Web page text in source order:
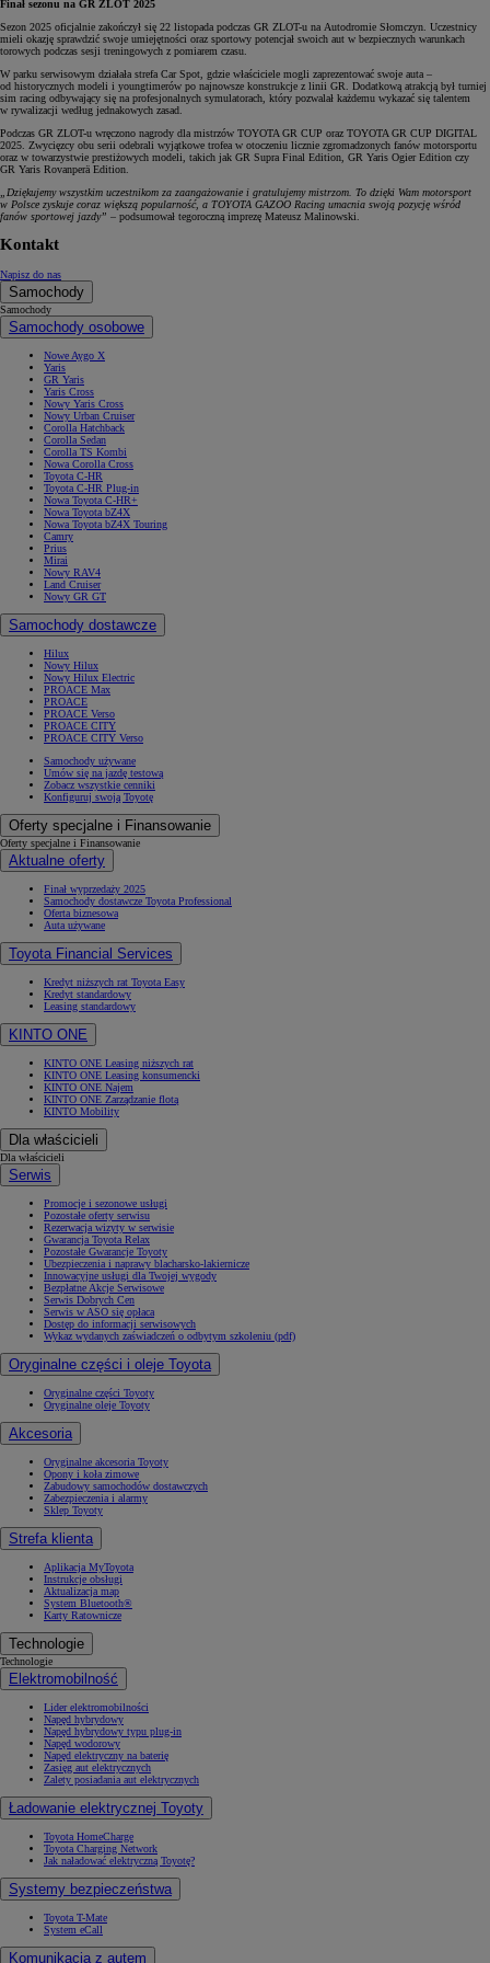
Finał sezonu na GR ZLOT 2025
Sezon 2025 oficjalnie zakończył się 22 listopada podczas GR ZLOT-u na Autodromie Słomczyn. Uczestnicy
mieli okazję sprawdzić swoje umiejętności oraz sportowy potencjał swoich aut w bezpiecznych warunkach
torowych podczas sesji treningowych z pomiarem czasu.
W parku serwisowym działała strefa Car Spot, gdzie właściciele mogli zaprezentować swoje auta –
od historycznych modeli i youngtimerów po najnowsze konstrukcje z linii GR. Dodatkową atrakcją był turniej
sim racing odbywający się na profesjonalnych symulatorach, który pozwalał każdemu wykazać się talentem
w rywalizacji według jednakowych zasad.
Podczas GR ZLOT-u wręczono nagrody dla mistrzów TOYOTA GR CUP oraz TOYOTA GR CUP DIGITAL
2025. Zwycięzcy obu serii odebrali wyjątkowe trofea w otoczeniu licznie zgromadzonych fanów motorsportu
oraz w towarzystwie prestiżowych modeli, takich jak GR Supra Final Edition, GR Yaris Ogier Edition czy
GR Yaris Rovanperä Edition.
„Dziękujemy wszystkim uczestnikom za zaangażowanie i gratulujemy mistrzom. To dzięki Wam motorsport
w Polsce zyskuje coraz większą popularność, a TOYOTA GAZOO Racing umacnia swoją pozycję wśród
fanów sportowej jazdy” – podsumował tegoroczną imprezę Mateusz Malinowski.
Kontakt
Napisz do nas
Samochody
Samochody
Samochody osobowe
Nowe Aygo X
Yaris
GR Yaris
Yaris Cross
Nowy Yaris Cross
Nowy Urban Cruiser
Corolla Hatchback
Corolla Sedan
Corolla TS Kombi
Nowa Corolla Cross
Toyota C-HR
Toyota C-HR Plug-in
Nowa Toyota C-HR+
Nowa Toyota bZ4X
Nowa Toyota bZ4X Touring
Camry
Prius
Mirai
Nowy RAV4
Land Cruiser
Nowy GR GT
Samochody dostawcze
Hilux
Nowy Hilux
Nowy Hilux Electric
PROACE Max
PROACE
PROACE Verso
PROACE CITY
PROACE CITY Verso
Samochody używane
Umów się na jazdę testową
Zobacz wszystkie cenniki
Konfiguruj swoją Toyotę
Oferty specjalne i Finansowanie
Oferty specjalne i Finansowanie
Aktualne oferty
Finał wyprzedaży 2025
Samochody dostawcze Toyota Professional
Oferta biznesowa
Auta używane
Toyota Financial Services
Kredyt niższych rat Toyota Easy
Kredyt standardowy
Leasing standardowy
KINTO ONE
KINTO ONE Leasing niższych rat
KINTO ONE Leasing konsumencki
KINTO ONE Najem
KINTO ONE Zarządzanie flotą
KINTO Mobility
Dla właścicieli
Dla właścicieli
Serwis
Promocje i sezonowe usługi
Pozostałe oferty serwisu
Rezerwacja wizyty w serwisie
Gwarancja Toyota Relax
Pozostałe Gwarancje Toyoty
Ubezpieczenia i naprawy blacharsko-lakiernicze
Innowacyjne usługi dla Twojej wygody
Bezpłatne Akcje Serwisowe
Serwis Dobrych Cen
Serwis w ASO się opłaca
Dostęp do informacji serwisowych
Wykaz wydanych zaświadczeń o odbytym szkoleniu (pdf)
Oryginalne części i oleje Toyota
Oryginalne części Toyoty
Oryginalne oleje Toyoty
Akcesoria
Oryginalne akcesoria Toyoty
Opony i koła zimowe
Zabudowy samochodów dostawczych
Zabezpieczenia i alarmy
Sklep Toyoty
Strefa klienta
Aplikacja MyToyota
Instrukcje obsługi
Aktualizacja map
System Bluetooth®
Karty Ratownicze
Technologie
Technologie
Elektromobilność
Lider elektromobilności
Napęd hybrydowy
Napęd hybrydowy typu plug-in
Napęd wodorowy
Napęd elektryczny na baterię
Zasięg aut elektrycznych
Zalety posiadania aut elektrycznych
Ładowanie elektrycznej Toyoty
Toyota HomeCharge
Toyota Charging Network
Jak naładować elektryczną Toyotę?
Systemy bezpieczeństwa
Toyota T-Mate
System eCall
Komunikacja z autem